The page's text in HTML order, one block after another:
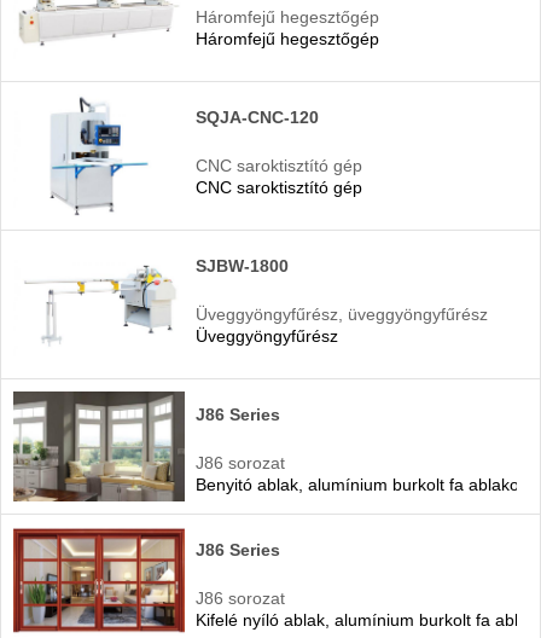
Háromfejű hegesztőgép
Háromfejű hegesztőgép
SQJA-CNC-120
CNC saroktisztító gép
CNC saroktisztító gép
SJBW-1800
Üveggyöngyfűrész, üveggyöngyfűrész
gép
Üveggyöngyfűrész
J86 Series
J86 sorozat
Benyitó ablak, alumínium burkolt fa ablakok
J86 Series
J86 sorozat
Kifelé nyíló ablak, alumínium burkolt fa